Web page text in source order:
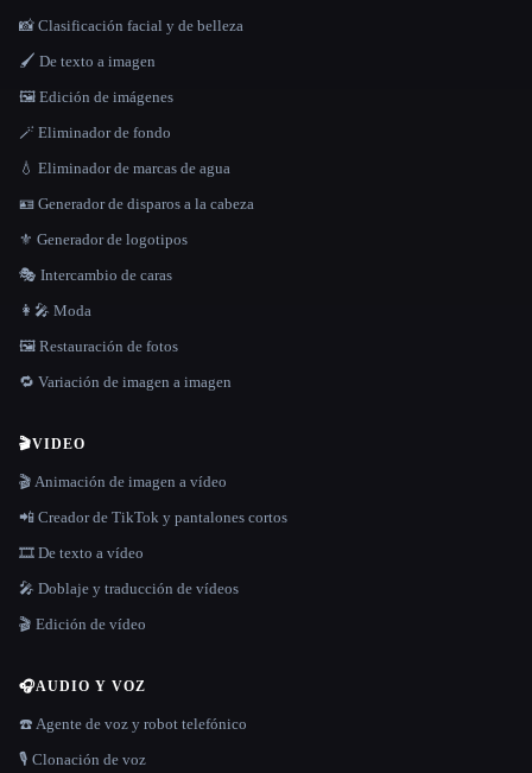
📸 Clasificación facial y de belleza
🖌️ De texto a imagen
🖼️ Edición de imágenes
🪄 Eliminador de fondo
💧 Eliminador de marcas de agua
🪪 Generador de disparos a la cabeza
⚜️ Generador de logotipos
🎭 Intercambio de caras
👩‍🎤 Moda
🖼️ Restauración de fotos
🔁 Variación de imagen a imagen
🎬VIDEO
🎬 Animación de imagen a vídeo
📲 Creador de TikTok y pantalones cortos
🎞️ De texto a vídeo
🎤 Doblaje y traducción de vídeos
🎬 Edición de vídeo
🎧AUDIO Y VOZ
☎️ Agente de voz y robot telefónico
🎙️ Clonación de voz